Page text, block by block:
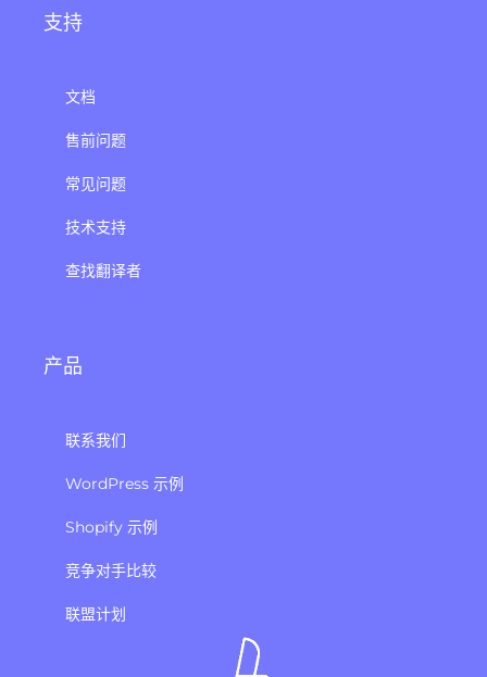
支持
文档
售前问题
常见问题
技术支持
查找翻译者
产品
联系我们
WordPress 示例
Shopify 示例
竞争对手比较
联盟计划